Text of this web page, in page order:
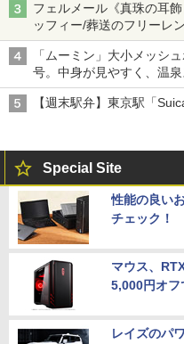
フェルメール《真珠の耳
ッフィー/葬送のフリーレ
「ムーミン」大小メッシ
号。中身が見やすく、温
【週末駅弁】東京駅「
Special Site
性能の良い
チェック！
マウス、
5,000円オフ
レイズのパ